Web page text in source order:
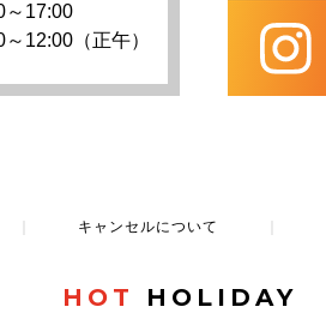
～17:00
～12:00（正午）
キャンセルについて
HOT HOLIDAY